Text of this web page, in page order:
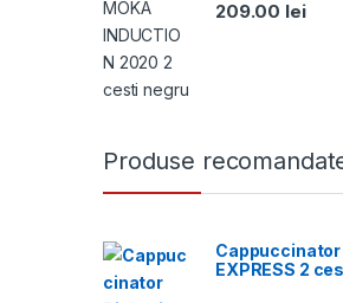
209.00 lei
Produse
Cappuccinator
EXPRESS 2